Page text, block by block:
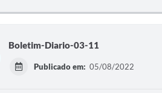
Boletim-Diario-03-11
Publicado em: 05/08/2022